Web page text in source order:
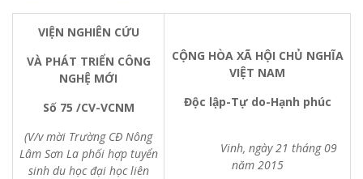
VIỆN NGHIÊN CỨU
VÀ PHÁT TRIỂN CÔNG
NGHỆ MỚI
Số 75 /CV-VCNM
(V/v mời Trường CĐ Nông
Lâm Sơn La phối hợp tuyển
sinh du học đại học liên
CỘNG HÒA XÃ HỘI CHỦ NGHĨA
VIỆT NAM
Độc lập-Tự do-Hạnh phúc
Vinh, ngày 21 tháng 09
năm 2015